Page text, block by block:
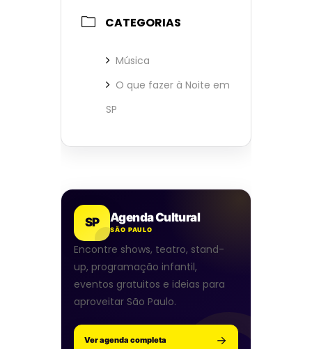
CATEGORIAS
Música
O que fazer à Noite em
SP
SP Agenda Cultural
SÃO PAULO
Encontre shows, teatro, stand-
up, programação infantil,
eventos gratuitos e ideias para
aproveitar São Paulo.
Ver agenda completa